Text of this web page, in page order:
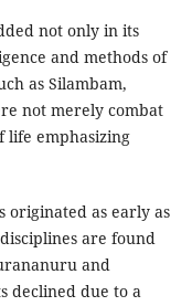
not only in its
and methods of
as Silambam,
not merely combat
life emphasizing
originated as early as
are found
and
declined due to a